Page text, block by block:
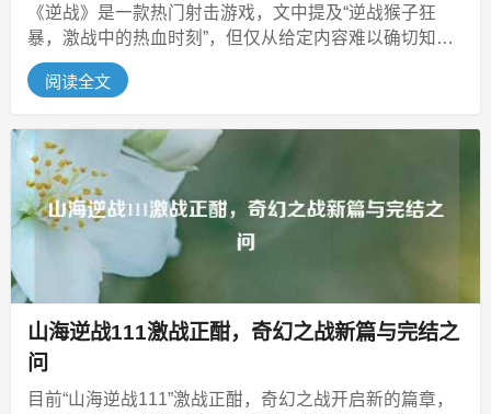
《逆战》是一款热门射击游戏，文中提及“逆战猴子狂
暴，激战中的热血时刻”，但仅从给定内容难以确切知晓
“逆战猴子”具体所指，它可能是...
阅读全文
山海逆战111激战正酣，奇幻之战新篇与完结之
问
目前“山海逆战111”激战正酣，奇幻之战开启新的篇章，